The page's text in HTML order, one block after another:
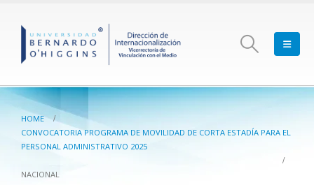
HOME
CONVOCATORIA PROGRAMA DE MOVILIDAD DE CORTA ESTADÍA PARA EL
PERSONAL ADMINISTRATIVO 2025
NACIONAL